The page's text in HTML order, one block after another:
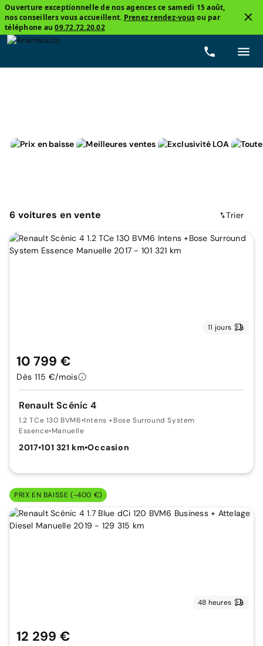
Ouverture exceptionnelle de nos agences ce samedi 15 août,
nos conseillers vous accueillent. Prenez rendez-vousou par
téléphone au09.72.72.20.02
Carburants
6 voitures en vente Trier
11 jours
Renault Scénic 4
1.2 TCe 130 BVM6•Intens +Bose Surround System
Essence•Manuelle
2017•101 321 km•Occasion
10 799 €
Dès 115 €/mois
PRIX EN BAISSE (-400 €)
48 heures
12 299 €